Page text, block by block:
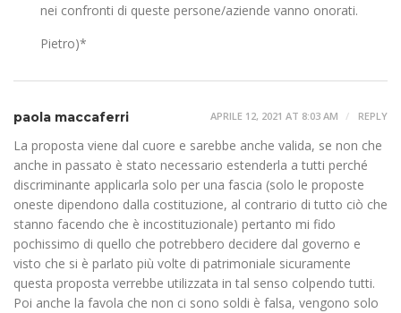
nei confronti di queste persone/aziende vanno onorati.
Pietro)*
paola maccaferri APRILE 12, 2021 AT 8:03 AM REPLY
La proposta viene dal cuore e sarebbe anche valida, se non che
anche in passato è stato necessario estenderla a tutti perché
discriminante applicarla solo per una fascia (solo le proposte
oneste dipendono dalla costituzione, al contrario di tutto ciò che
stanno facendo che è incostituzionale) pertanto mi fido
pochissimo di quello che potrebbero decidere dal governo e
visto che si è parlato più volte di patrimoniale sicuramente
questa proposta verrebbe utilizzata in tal senso colpendo tutti.
Poi anche la favola che non ci sono soldi è falsa, vengono solo